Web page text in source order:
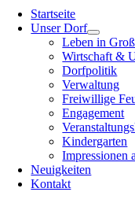
Startseite
Unser Dorf
Leben in
Wirtschaft &
Dorfpolitik
Verwaltung
Freiwillige
Engagement
Kindergarten
Impressionen
Neuigkeiten
Kontakt